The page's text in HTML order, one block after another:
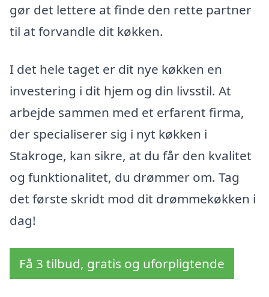
gør det lettere at finde den rette partner
til at forvandle dit køkken.
I det hele taget er dit nye køkken en
investering i dit hjem og din livsstil. At
arbejde sammen med et erfarent firma,
der specialiserer sig i nyt køkken i
Stakroge, kan sikre, at du får den kvalitet
og funktionalitet, du drømmer om. Tag
det første skridt mod dit drømmekøkken i
dag!
Få 3 tilbud, gratis og uforpligtende